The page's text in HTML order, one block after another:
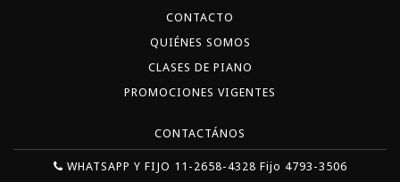
CONTACTO
QUIÉNES SOMOS
CLASES DE PIANO
PROMOCIONES VIGENTES
CONTACTÁNOS
WHATSAPP Y FIJO 11-2658-4328 Fijo 4793-3506